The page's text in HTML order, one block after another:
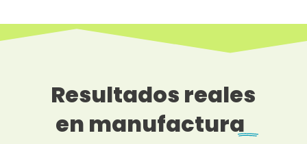
Resultados reales
en manufactura